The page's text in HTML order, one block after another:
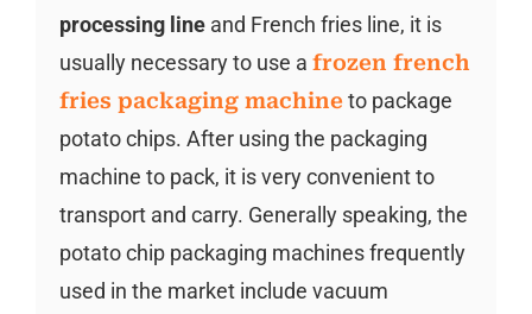
processing line and French fries line, it is
usually necessary to use a frozen french
fries packaging machineto package
potato chips. After using the packaging
machine to pack, it is very convenient to
transport and carry. Generally speaking, the
potato chip packaging machines frequently
used in the market include vacuum